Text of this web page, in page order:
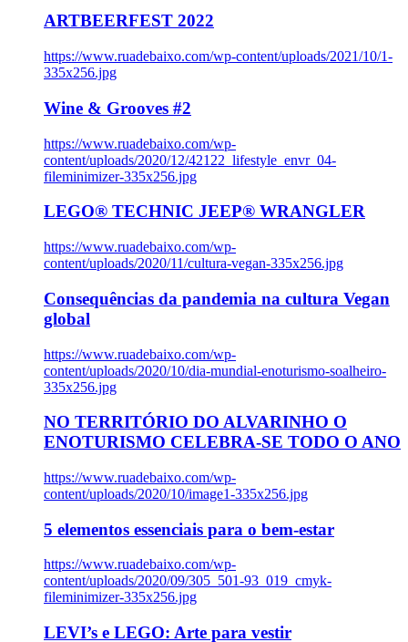
ARTBEERFEST 2022
https://www.ruadebaixo.com/wp-content/uploads/2021/10/1-
335x256.jpg
Wine & Grooves #2
https://www.ruadebaixo.com/wp-
content/uploads/2020/12/42122_lifestyle_envr_04-
fileminimizer-335x256.jpg
LEGO® TECHNIC JEEP® WRANGLER
https://www.ruadebaixo.com/wp-
content/uploads/2020/11/cultura-vegan-335x256.jpg
Consequências da pandemia na cultura Vegan
global
https://www.ruadebaixo.com/wp-
content/uploads/2020/10/dia-mundial-enoturismo-soalheiro-
335x256.jpg
NO TERRITÓRIO DO ALVARINHO O
ENOTURISMO CELEBRA-SE TODO O ANO
https://www.ruadebaixo.com/wp-
content/uploads/2020/10/image1-335x256.jpg
5 elementos essenciais para o bem-estar
https://www.ruadebaixo.com/wp-
content/uploads/2020/09/305_501-93_019_cmyk-
fileminimizer-335x256.jpg
LEVI’s e LEGO: Arte para vestir